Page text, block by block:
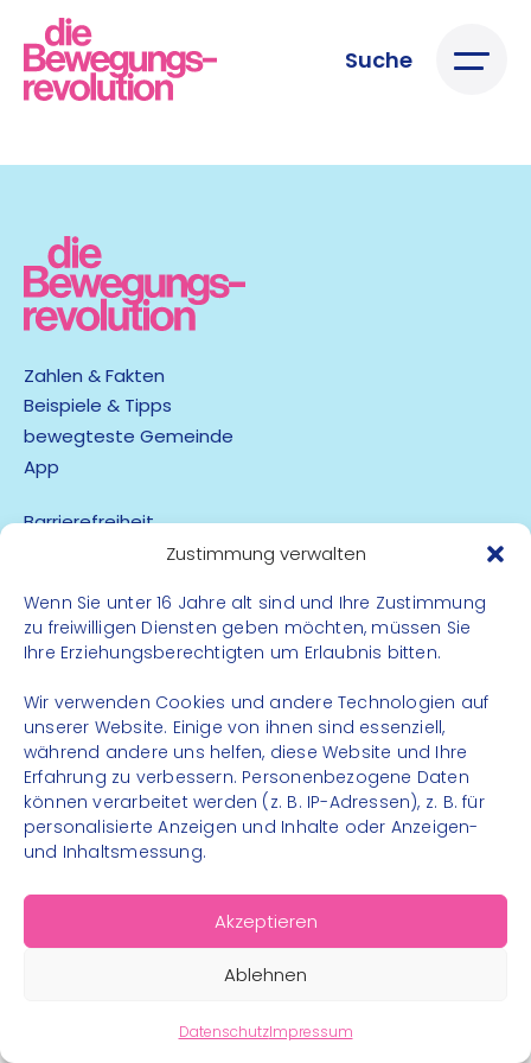
Zustimmung verwalten
Wenn Sie unter 16 Jahre alt sind und Ihre Zustimmung
zu freiwilligen Diensten geben möchten, müssen Sie
Ihre Erziehungsberechtigten um Erlaubnis bitten.
Wir verwenden Cookies und andere Technologien auf
unserer Website. Einige von ihnen sind essenziell,
während andere uns helfen, diese Website und Ihre
Erfahrung zu verbessern. Personenbezogene Daten
können verarbeitet werden (z. B. IP-Adressen), z. B. für
personalisierte Anzeigen und Inhalte oder Anzeigen-
und Inhaltsmessung.
Akzeptieren
Ablehnen
DatenschutzImpressum
Suche
Zahlen & Fakten
Beispiele & Tipps
bewegteste Gemeinde
App
Barrierefreiheit
Kontakt
Instagram
Facebook
© 2026 – Bewegungsland Steiermark gGmbH - Alle